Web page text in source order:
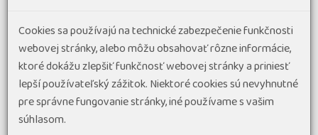
přes Izolu, PIRAN a Portorož (35 km). Koupání, posezení v
hospůdce u moře, možnost zajížďky do Sečovlje (rozsáhlá
solná pole s 800letou tradicí + 2x12 km) nebo návrat na
kolech do hotelu (+ 24 km).
4. deň : naším busem k jeskyni ŠKOCJANSKA JAMA (krasový
Cookies sa používajú na technické zabezpečenie funkčnosti
webovej stránky, alebo môžu obsahovať rôzne informácie,
ktoré dokážu zlepšiť funkčnosť webovej stránky a priniesť
lepší používateľský zážitok. Niektoré cookies sú nevyhnutné
pre správne fungovanie stránky, iné používame s vašim
súhlasom.